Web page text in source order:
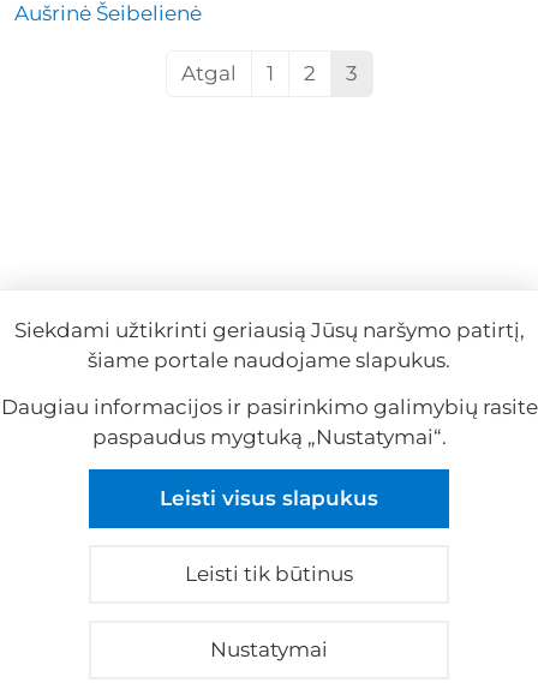
Aušrinė Šeibelienė
Atgal 1 2 3
Reklama
Kontaktai |Privatumo politika
Siekdami užtikrinti geriausią Jūsų naršymo patirtį,
šiame portale naudojame slapukus.
Daugiau informacijos ir pasirinkimo galimybių rasite
paspaudus mygtuką „Nustatymai“.
Leisti visus slapukus
Leisti tik būtinus
Nustatymai